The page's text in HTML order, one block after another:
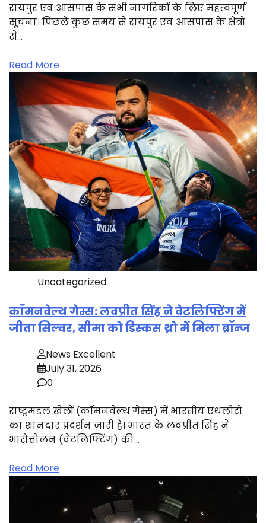
रायपुर एवं आसपास के सभी नागरिकों के लिए महत्वपूर्ण
सूचना। पिछले कुछ समय से रायपुर एवं आसपास के क्षेत्रों
से…
Read More
Uncategorized
कॉमनवेल्थ गेम्स: लवप्रीत सिंह ने वेटलिफ्टिंग में
जीता सिल्वर, सीमा को डिस्कस थ्रो में मिला ब्रॉन्ज
News Excellent
July 31, 2026
0
राष्ट्रमंडल खेलों (कॉमनवेल्थ गेम्स) में भारतीय एथलीटों
का शानदार प्रदर्शन जारी है। भारत के लवप्रीत सिंह ने
भारोत्तोलन (वेटलिफ्टिंग) की…
Read More